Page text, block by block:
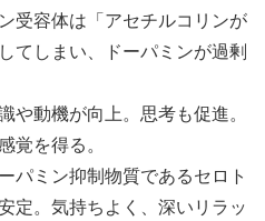
受容体は「アセチルコリンが
てしまい、ドーパミンが過剰
動機が向上。思考も促進。
覚を得る。
パミン抑制物質であるセロト
定。気持ちよく、深いリラッ